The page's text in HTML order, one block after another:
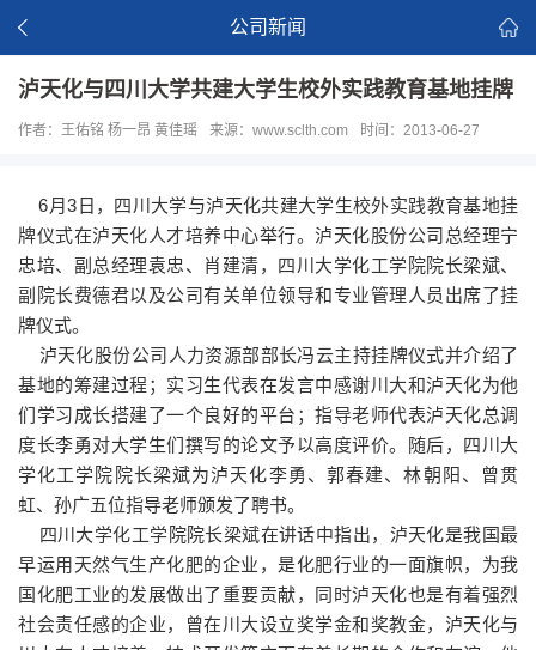
公司新闻
泸天化与四川大学共建大学生校外实践教育基地挂牌
作者：王佑铭 杨一昂 黄佳瑶 来源：www.sclth.com 时间：2013-06-27
6月3日，四川大学与泸天化共建大学生校外实践教育基地挂
牌仪式在泸天化人才培养中心举行。泸天化股份公司总经理宁
忠培、副总经理袁忠、肖建清，四川大学化工学院院长梁斌、
副院长费德君以及公司有关单位领导和专业管理人员出席了挂
牌仪式。
泸天化股份公司人力资源部部长冯云主持挂牌仪式并介绍了
基地的筹建过程；实习生代表在发言中感谢川大和泸天化为他
们学习成长搭建了一个良好的平台；指导老师代表泸天化总调
度长李勇对大学生们撰写的论文予以高度评价。随后，四川大
学化工学院院长梁斌为泸天化李勇、郭春建、林朝阳、曾贯
虹、孙广五位指导老师颁发了聘书。
四川大学化工学院院长梁斌在讲话中指出，泸天化是我国最
早运用天然气生产化肥的企业，是化肥行业的一面旗帜，为我
国化肥工业的发展做出了重要贡献，同时泸天化也是有着强烈
社会责任感的企业，曾在川大设立奖学金和奖教金，泸天化与